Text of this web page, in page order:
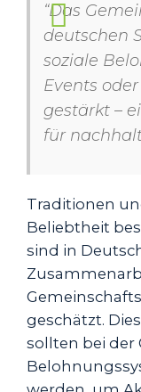
“Das
deutschen
soziale
Events
gestärkt –
für
Traditionen
Beliebtheit
sind in
geschätzt.
sollten bei der